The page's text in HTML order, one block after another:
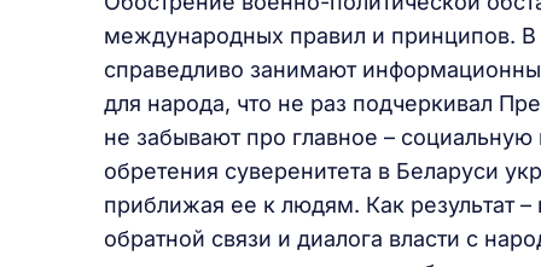
международных правил и принципов.
справедливо занимают
для народа, что не раз подчеркивал
не забывают про главное –
обретения суверенитета в Беларуси
приближая ее к людям. Как результат
обратной связи и диалога власти с